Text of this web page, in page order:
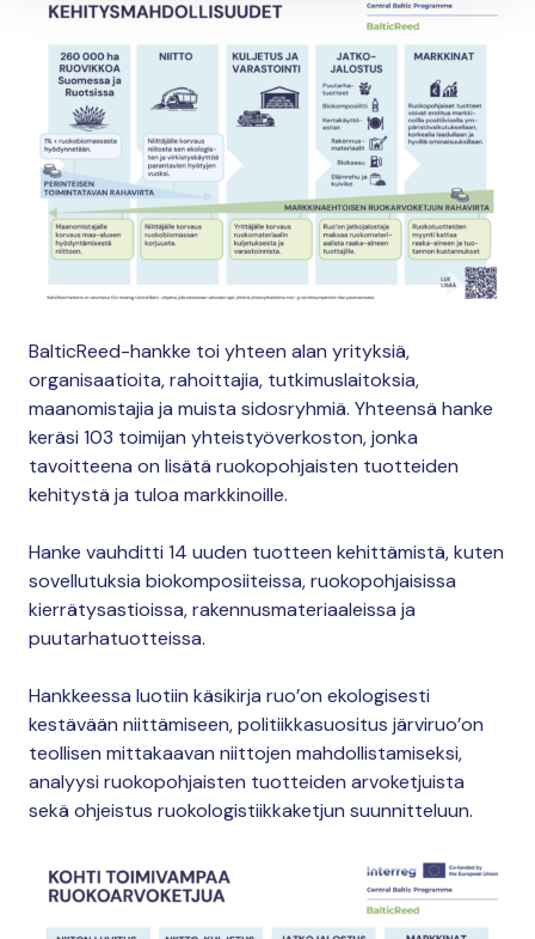
BalticReed-hankke toi yhteen alan yrityksiä,
organisaatioita, rahoittajia, tutkimuslaitoksia,
maanomistajia ja muista sidosryhmiä. Yhteensä hanke
keräsi 103 toimijan yhteistyöverkoston, jonka
tavoitteena on lisätä ruokopohjaisten tuotteiden
kehitystä ja tuloa markkinoille.
Hanke vauhditti 14 uuden tuotteen kehittämistä, kuten
sovellutuksia biokomposiiteissa, ruokopohjaisissa
kierrätysastioissa, rakennusmateriaaleissa ja
puutarhatuotteissa.
Hankkeessa luotiin käsikirja ruo’on ekologisesti
kestävään niittämiseen, politiikkasuositus järviruo’on
teollisen mittakaavan niittojen mahdollistamiseksi,
analyysi ruokopohjaisten tuotteiden arvoketjuista
sekä ohjeistus ruokologistiikkaketjun suunnitteluun.